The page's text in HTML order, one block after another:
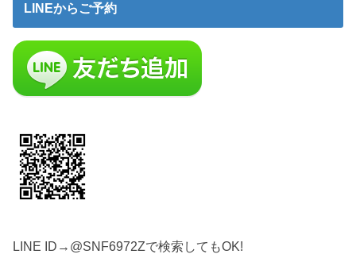
LINEからご予約
LINE ID→@SNF6972Zで検索してもOK!